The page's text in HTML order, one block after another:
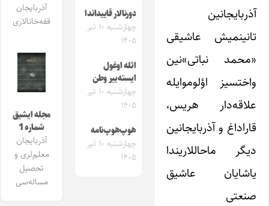
آذربایجانین
تانینمیش عاشیقی
«محمد نباتی»‌نین
واختسیز اؤلوموایله
علاقه‌دار هریس،
قاراداغ و آذربایجانین
دیگر ماحاللاریندا
یاشایان عاشیق
صنعتی
دورنالار قاییداندا
چهارشنبه ۱۰ تیر
۱۴۰۵
ائله اوغول
ایسته‌ییر وطن
چهارشنبه ۱۰ تیر
۱۴۰۵
هوپ‌هوپ‌نامه
چهارشنبه ۱۰ تیر
۱۴۰۵
آذربایجان
قفه‌خانالاری
مجله ایشیق
شماره 1
آذربایجان
معلم‌لری و
تحصیل
مساله‌سی